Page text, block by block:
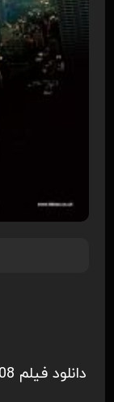
دانلود فیلم The Day the Earth Stood Still 2008